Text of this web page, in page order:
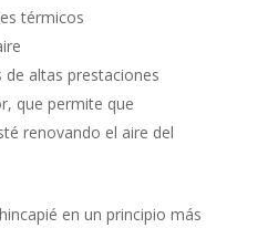
térmicos
de altas prestaciones
que permite que
renovando el aire del
en un principio más